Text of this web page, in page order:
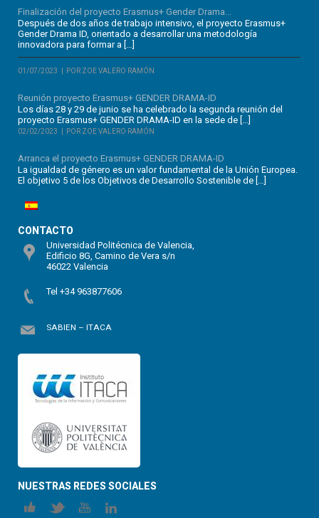
Finalización del proyecto Erasmus+ Gender Drama...
Después de dos años de trabajo intensivo, el proyecto Erasmus+
Gender Drama ID, orientado a desarrollar una metodología
innovadora para formar a […]
01/07/2023 POR ZOE VALERO RAMÓN
Reunión proyecto Erasmus+ GENDER DRAMA-ID
Los días 28 y 29 de junio se ha celebrado la segunda reunión del
proyecto Erasmus+ GENDER DRAMA-ID en la sede de […]
02/02/2023 POR ZOE VALERO RAMÓN
Arranca el proyecto Erasmus+ GENDER DRAMA-ID
La igualdad de género es un valor fundamental de la Unión Europea.
El objetivo 5 de los Objetivos de Desarrollo Sostenible de […]
CONTACTO
Universidad Politécnica de Valencia,
Edificio 8G, Camino de Vera s/n
46022 Valencia
Tel +34 963877606
SABIEN – ITACA
NUESTRAS REDES SOCIALES